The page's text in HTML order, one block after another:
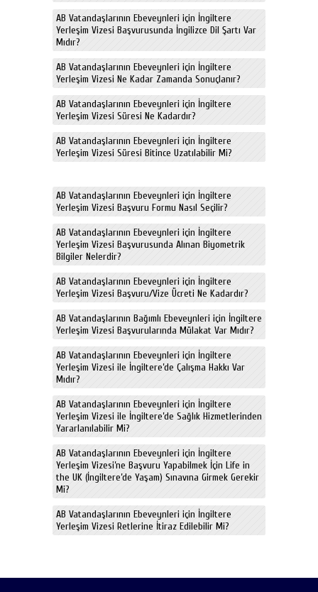
AB Vatandaşlarının Ebeveynleri için İngiltere
Yerleşim Vizesi Başvurusunda İngilizce Dil Şartı Var
Mıdır?
AB Vatandaşlarının Ebeveynleri için İngiltere
Yerleşim Vizesi Ne Kadar Zamanda Sonuçlanır?
AB Vatandaşlarının Ebeveynleri için İngiltere
Yerleşim Vizesi Süresi Ne Kadardır?
AB Vatandaşlarının Ebeveynleri için İngiltere
Yerleşim Vizesi Süresi Bitince Uzatılabilir Mi?
AB Vatandaşlarının Ebeveynleri için İngiltere
Yerleşim Vizesi Başvuru Formu Nasıl Seçilir?
AB Vatandaşlarının Ebeveynleri için İngiltere
Yerleşim Vizesi Başvurusunda Alınan Biyometrik
Bilgiler Nelerdir?
AB Vatandaşlarının Ebeveynleri için İngiltere
Yerleşim Vizesi Başvuru/Vize Ücreti Ne Kadardır?
AB Vatandaşlarının Bağımlı Ebeveynleri için İngiltere
Yerleşim Vizesi Başvurularında Mülakat Var Mıdır?
AB Vatandaşlarının Ebeveynleri için İngiltere
Yerleşim Vizesi ile İngiltere’de Çalışma Hakkı Var
Mıdır?
AB Vatandaşlarının Ebeveynleri için İngiltere
Yerleşim Vizesi ile İngiltere’de Sağlık Hizmetlerinden
Yararlanılabilir Mi?
AB Vatandaşlarının Ebeveynleri için İngiltere
Yerleşim Vizesi’ne Başvuru Yapabilmek İçin Life in
the UK (İngiltere’de Yaşam) Sınavına Girmek Gerekir
Mi?
AB Vatandaşlarının Ebeveynleri için İngiltere
Yerleşim Vizesi Retlerine İtiraz Edilebilir Mi?